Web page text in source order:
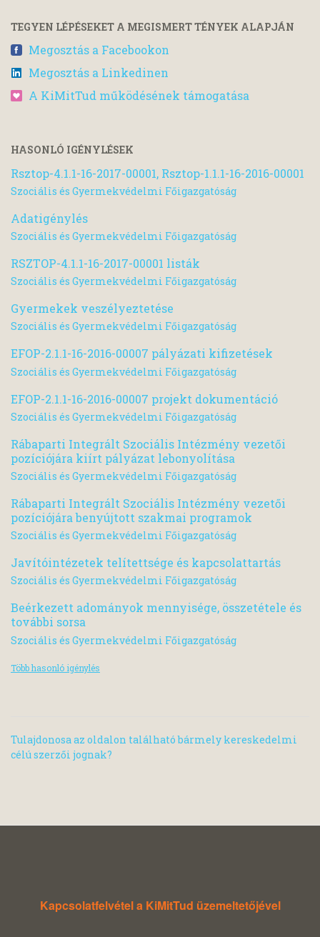
TEGYEN LÉPÉSEKET A MEGISMERT TÉNYEK ALAPJÁN
Megosztás a Facebookon
Megosztás a Linkedinen
A KiMitTud működésének támogatása
HASONLÓ IGÉNYLÉSEK
Rsztop-4.1.1-16-2017-00001, Rsztop-1.1.1-16-2016-00001
Szociális és Gyermekvédelmi Főigazgatóság
Adatigénylés
Szociális és Gyermekvédelmi Főigazgatóság
RSZTOP-4.1.1-16-2017-00001 listák
Szociális és Gyermekvédelmi Főigazgatóság
Gyermekek veszélyeztetése
Szociális és Gyermekvédelmi Főigazgatóság
EFOP-2.1.1-16-2016-00007 pályázati kifizetések
Szociális és Gyermekvédelmi Főigazgatóság
EFOP-2.1.1-16-2016-00007 projekt dokumentáció
Szociális és Gyermekvédelmi Főigazgatóság
Rábaparti Integrált Szociális Intézmény vezetői
pozíciójára kiírt pályázat lebonyolítása
Szociális és Gyermekvédelmi Főigazgatóság
Rábaparti Integrált Szociális Intézmény vezetői
pozíciójára benyújtott szakmai programok
Szociális és Gyermekvédelmi Főigazgatóság
Javítóintézetek telítettsége és kapcsolattartás
Szociális és Gyermekvédelmi Főigazgatóság
Beérkezett adományok mennyisége, összetétele és
további sorsa
Szociális és Gyermekvédelmi Főigazgatóság
Több hasonló igénylés
Tulajdonosa az oldalon található bármely kereskedelmi
célú szerzői jognak?
Kapcsolatfelvétel a KiMitTud üzemeltetőjével